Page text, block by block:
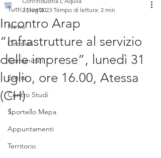
Tutti i posts
News
Circolari
Comunicati
Eventi
Centro Studi
Sportello Mepa
Appuntamenti
Territorio
Incontro Arap
“Infrastrutture al servizio
delle imprese”, lunedì 31
luglio, ore 16.00, Atessa
(CH)
27 lug 2023 Tempo di lettura: 2 min
I